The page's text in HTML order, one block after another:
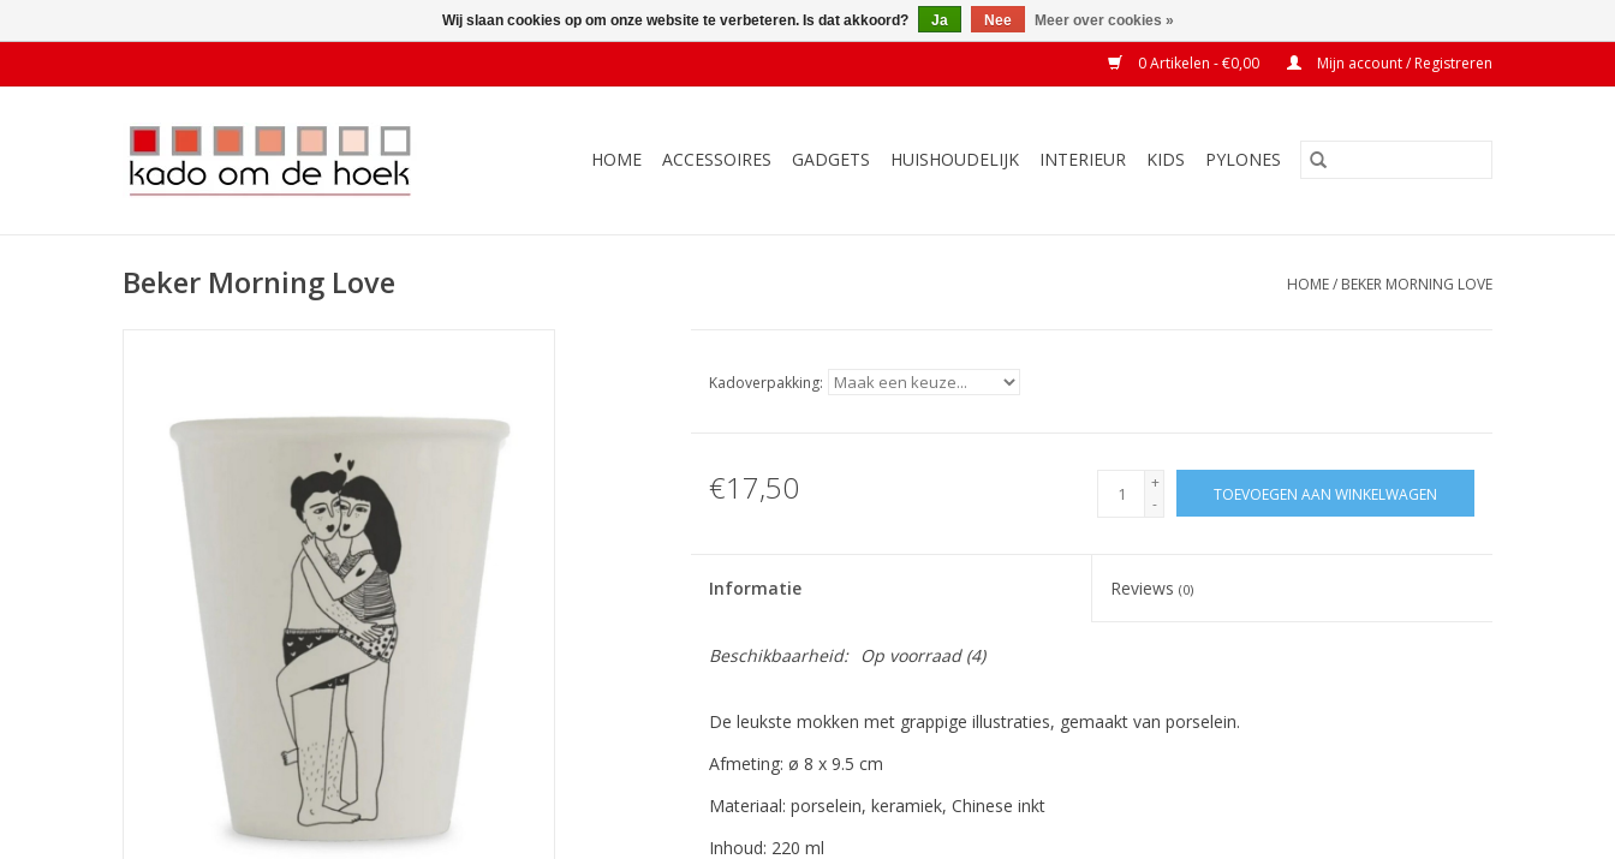
0 Artikelen - €0,00 Mijn account / Registreren
HOME ACCESSOIRES GADGETS HUISHOUDELIJK INTERIEUR KIDS PYLONES
Beker Morning Love HOME/ BEKER MORNING LOVE
Kadoverpakking:
€17,50
+
-
TOEVOEGEN AAN WINKELWAGEN
Informatie Reviews(0)
Beschikbaarheid: Op voorraad(4)
De leukste mokken met grappige illustraties, gemaakt van porselein.
Afmeting: ø 8 x 9.5 cm
Materiaal: porselein, keramiek, Chinese inkt
Inhoud: 220 ml
Wij slaan cookies op om onze website te verbeteren. Is dat akkoord? Ja Nee Meer over cookies »